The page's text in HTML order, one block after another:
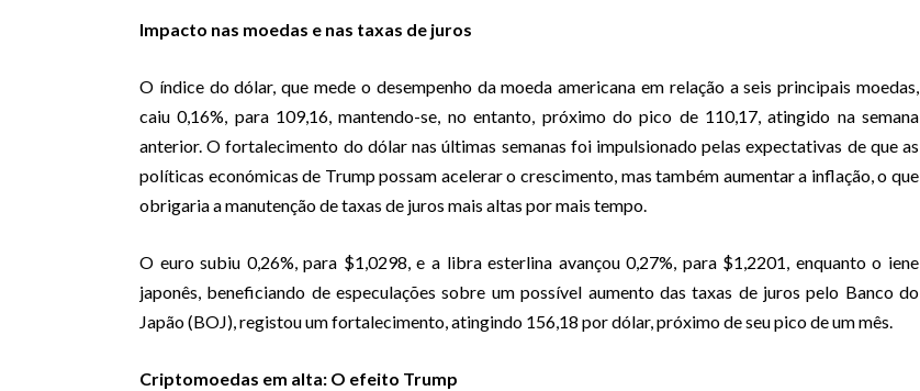
Impacto nas moedas e nas taxas de juros
O índice do dólar, que mede o desempenho da moeda americana em relação a seis principais moedas,
caiu 0,16%, para 109,16, mantendo-se, no entanto, próximo do pico de 110,17, atingido na semana
anterior. O fortalecimento do dólar nas últimas semanas foi impulsionado pelas expectativas de que as
políticas económicas de Trump possam acelerar o crescimento, mas também aumentar a inflação, o que
obrigaria a manutenção de taxas de juros mais altas por mais tempo.
O euro subiu 0,26%, para $1,0298, e a libra esterlina avançou 0,27%, para $1,2201, enquanto o iene
japonês, beneficiando de especulações sobre um possível aumento das taxas de juros pelo Banco do
Japão (BOJ), registou um fortalecimento, atingindo 156,18 por dólar, próximo de seu pico de um mês.
Criptomoedas em alta: O efeito Trump